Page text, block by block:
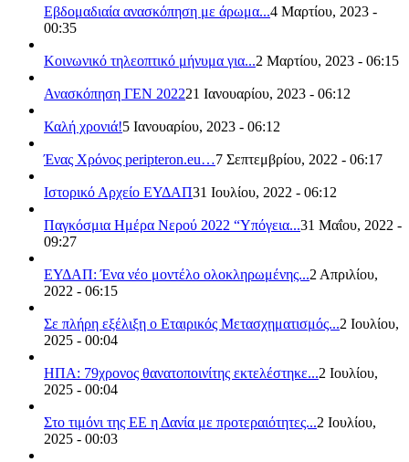
Εβδομαδιαία ανασκόπηση με άρωμα...4 Μαρτίου, 2023 -
00:35
Κοινωνικό τηλεοπτικό μήνυμα για...2 Μαρτίου, 2023 - 06:15
Ανασκόπηση ΓΕΝ 202221 Ιανουαρίου, 2023 - 06:12
Καλή χρονιά!5 Ιανουαρίου, 2023 - 06:12
Ένας Χρόνος peripteron.eu…7 Σεπτεμβρίου, 2022 - 06:17
Ιστορικό Αρχείο ΕΥΔΑΠ31 Ιουλίου, 2022 - 06:12
Παγκόσμια Ημέρα Νερού 2022 “Υπόγεια...31 Μαΐου, 2022 -
09:27
ΕΥΔΑΠ: Ένα νέο μοντέλο ολοκληρωμένης...2 Απριλίου,
2022 - 06:15
Σε πλήρη εξέλιξη ο Εταιρικός Μετασχηματισμός...2 Ιουλίου,
2025 - 00:04
ΗΠΑ: 79χρονος θανατοποινίτης εκτελέστηκε...2 Ιουλίου,
2025 - 00:04
Στο τιμόνι της ΕΕ η Δανία με προτεραιότητες...2 Ιουλίου,
2025 - 00:03